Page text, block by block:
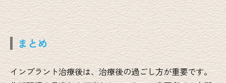
まとめ
インプラント治療後は、治療後の過ごし方が重要です。